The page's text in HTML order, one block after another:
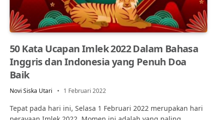
50 Kata Ucapan Imlek 2022 Dalam Bahasa
Inggris dan Indonesia yang Penuh Doa
Baik
Novi Siska Utari 1 Februari 2022
Tepat pada hari ini, Selasa 1 Februari 2022 merupakan hari